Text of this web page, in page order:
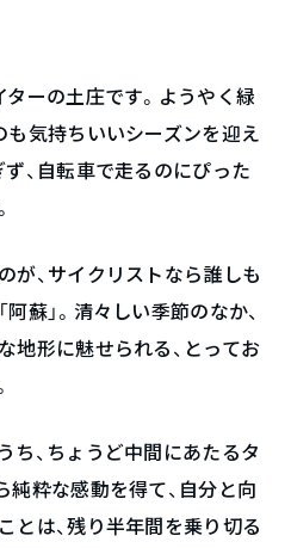
ターの土庄です。ようやく緑
も気持ちいいシーズンを迎え
、自転車で走るのにぴった
が、サイクリストなら誰しも
蘇」。清々しい季節のなか、
地形に魅せられる、とってお
ち、ちょうど中間にあたるタ
純粋な感動を得て、自分と向
とは、残り半年間を乗り切る